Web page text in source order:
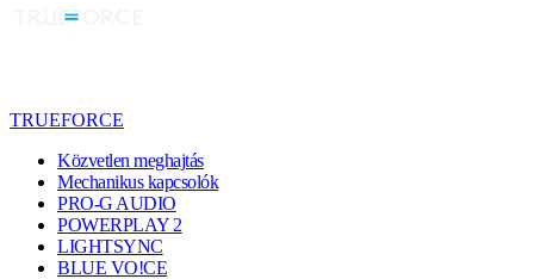
TRUEFORCE
Közvetlen meghajtás
Mechanikus kapcsolók
PRO-G AUDIO
POWERPLAY 2
LIGHTSYNC
BLUE VO!CE